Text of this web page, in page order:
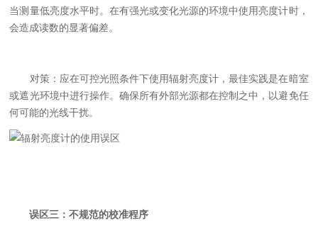
当测量低亮度水平时。在有强光或变化光源的环境中使用亮度计时，
会造成读数的显著偏差。
对策：应在可控光照条件下使用辐射亮度计，最佳实践是在暗室
或遮光环境中进行操作。确保所有外部光源都在控制之中，以避免任
何可能的光线干扰。
误区三：不规范的校准程序